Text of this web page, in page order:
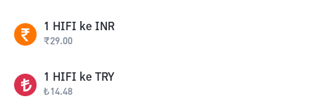
1 HIFI ke INR
₹29.00
1 HIFI ke TRY
₺14.48